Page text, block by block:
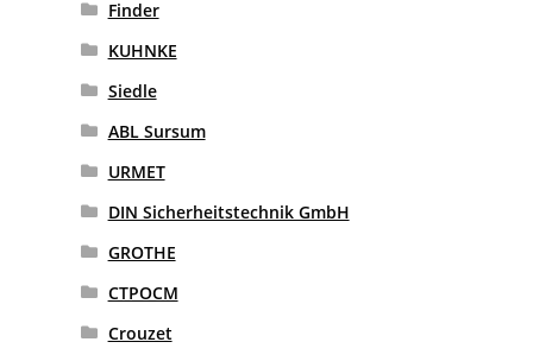
Finder
KUHNKE
Siedle
ABL Sursum
URMET
DIN Sicherheitstechnik GmbH
GROTHE
CTPOCM
Crouzet